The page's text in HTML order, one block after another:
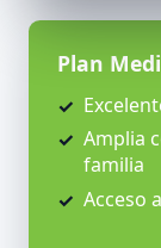
Plan
Amplia
familia
Acceso